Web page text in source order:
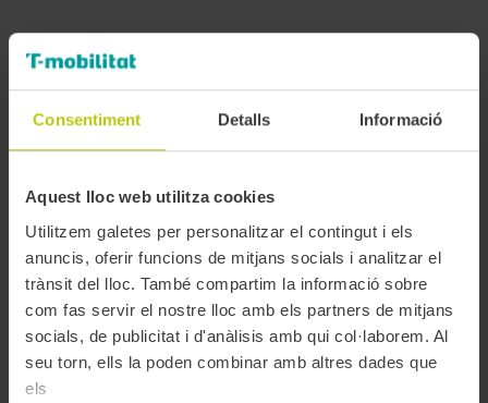
Consentiment Detalls Informació
Aquest lloc web utilitza cookies
Utilitzem galetes per personalitzar el contingut i els
anuncis, oferir funcions de mitjans socials i analitzar el
trànsit del lloc. També compartim la informació sobre
com fas servir el nostre lloc amb els partners de mitjans
socials, de publicitat i d'anàlisis amb qui col·laborem. Al
seu torn, ells la poden combinar amb altres dades que
els
Accessibilitat en el servei d’atenció
El Centre T-mobilitat és el cor de l’atenció de la T-mobilitat, i
l’accessibilitat dels seus canals és una de les qüestions més
importants en el projecte. Això es tradueix en diferents realitats,
arquitectòniques
El punt d’atenció es troba en un sol nivell i a peu de carrer, en
una zona d’àmplies voreres i espai amable per als vianants
fàcilment accessible des de diferents opcions de transport
públic o vehicle privat.